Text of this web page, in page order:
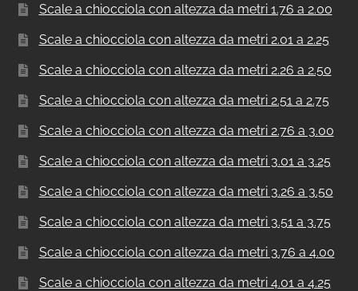
Scale a chiocciola con altezza da metri 1.76 a 2.00
Scale a chiocciola con altezza da metri 2.01 a 2.25
Scale a chiocciola con altezza da metri 2.26 a 2.50
Scale a chiocciola con altezza da metri 2.51 a 2.75
Scale a chiocciola con altezza da metri 2.76 a 3.00
Scale a chiocciola con altezza da metri 3.01 a 3.25
Scale a chiocciola con altezza da metri 3.26 a 3.50
Scale a chiocciola con altezza da metri 3.51 a 3.75
Scale a chiocciola con altezza da metri 3.76 a 4.00
Scale a chiocciola con altezza da metri 4.01 a 4.25